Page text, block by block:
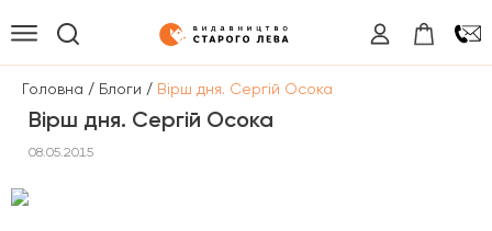
Головна / Блоги / Вірш дня. Сергій Осока
Вірш дня. Сергій Осока
08.05.2015